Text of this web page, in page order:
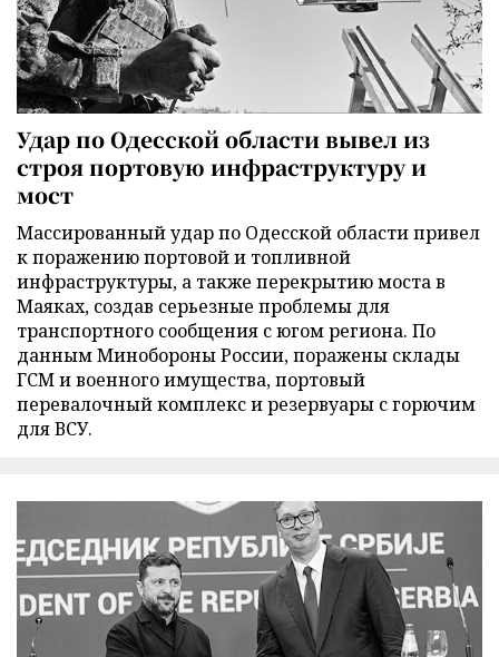
Удар по Одесской области вывел из
строя портовую инфраструктуру и
мост
Массированный удар по Одесской области привел
к поражению портовой и топливной
инфраструктуры, а также перекрытию моста в
Маяках, создав серьезные проблемы для
транспортного сообщения с югом региона. По
данным Минобороны России, поражены склады
ГСМ и военного имущества, портовый
перевалочный комплекс и резервуары с горючим
для ВСУ.